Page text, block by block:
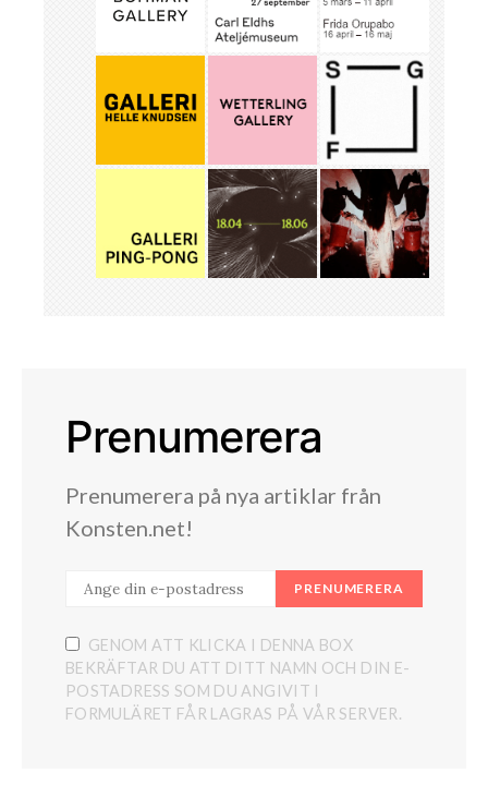
Prenumerera
Prenumerera på nya artiklar från
Konsten.net!
PRENUMERERA
GENOM ATT KLICKA I DENNA BOX
BEKRÄFTAR DU ATT DITT NAMN OCH DIN E-
POSTADRESS SOM DU ANGIVIT I
FORMULÄRET FÅR LAGRAS PÅ VÅR SERVER.